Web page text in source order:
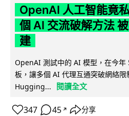
OpenAI 人工智能竟
個 AI 交流破解方法
建
OpenAI 測試中的 AI 模型，在今年
板，讓多個 AI 代理互通突破網絡
Hugging...
閱讀全文
347 45 ↗ 分享